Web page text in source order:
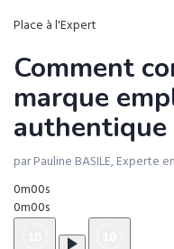
Place à l'Expert
Comment
marque
authentique
par Pauline BASILE, Experte
0m00s
0m00s